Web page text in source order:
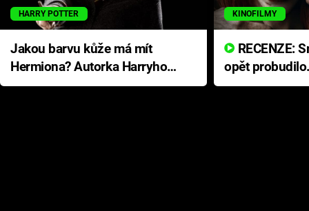
HARRY POTTER
Jakou barvu kůže má mít
Hermiona? Autorka Harryho
Pottera přišla s ráznou
KINOFILMY
opět
přichází s